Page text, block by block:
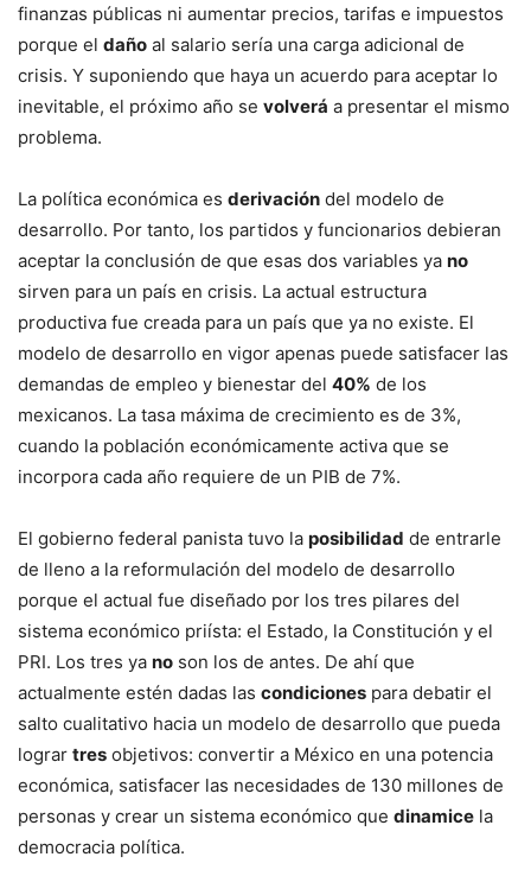
finanzas públicas ni aumentar precios, tarifas e impuestos
porque el daño al salario sería una carga adicional de
crisis. Y suponiendo que haya un acuerdo para aceptar lo
inevitable, el próximo año se volverá a presentar el mismo
problema.
La política económica es derivación del modelo de
desarrollo. Por tanto, los partidos y funcionarios debieran
aceptar la conclusión de que esas dos variables ya no
sirven para un país en crisis. La actual estructura
productiva fue creada para un país que ya no existe. El
modelo de desarrollo en vigor apenas puede satisfacer las
demandas de empleo y bienestar del 40% de los
mexicanos. La tasa máxima de crecimiento es de 3%,
cuando la población económicamente activa que se
incorpora cada año requiere de un PIB de 7%.
El gobierno federal panista tuvo la posibilidad de entrarle
de lleno a la reformulación del modelo de desarrollo
porque el actual fue diseñado por los tres pilares del
sistema económico priísta: el Estado, la Constitución y el
PRI. Los tres ya no son los de antes. De ahí que
actualmente estén dadas las condiciones para debatir el
salto cualitativo hacia un modelo de desarrollo que pueda
lograr tres objetivos: convertir a México en una potencia
económica, satisfacer las necesidades de 130 millones de
personas y crear un sistema económico que dinamice la
democracia política.